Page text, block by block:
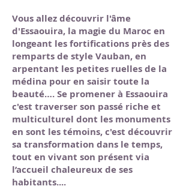
Vous allez découvrir l'âme
d'Essaouira, la magie du Maroc en
longeant les fortifications près des
remparts de style Vauban, en
arpentant les petites ruelles de la
médina pour en saisir toute la
beauté…. Se promener à Essaouira
c'est traverser son passé riche et
multiculturel dont les monuments
en sont les témoins, c'est découvrir
sa transformation dans le temps,
tout en vivant son présent via
l’accueil chaleureux de ses
habitants....